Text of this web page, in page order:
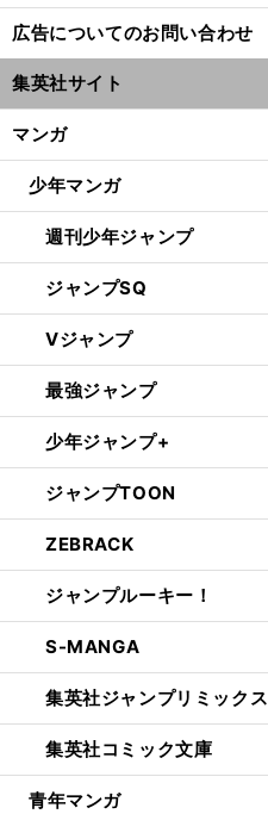
広告についてのお問い合わせ
集英社サイト
マンガ
少年マンガ
週刊少年ジャンプ
ジャンプSQ
Vジャンプ
最強ジャンプ
少年ジャンプ+
ジャンプTOON
ZEBRACK
ジャンプルーキー！
S-MANGA
集英社ジャンプリミックス
集英社コミック文庫
青年マンガ